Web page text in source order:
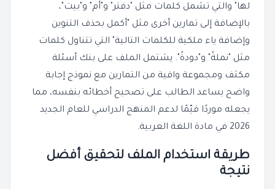
لها" والتي تشمل كلمات مثل "دفتر" و"أم" و"بيت"،
بالإضافة إلى تمارين أخرى مثل "أكمل بحذف التنوين
وإضافة ياء ملكية للكلمات التالية" التي تتناول كلمات
مثل "نملةً" و"دودةً". يشتمل الملف على بنك أسئلة
مكثف ومجموعة وافية من التمارين مع نموذج إجابة
واضح يساعد الطالب على تصحيح أخطائه بنفسه، مما
يجعله موردًا قيّمًا لدعم المنهج الدراسي للعام الجديد
2026 في مادة اللغة العربية.
طريقة استخدام الملف لتحقيق أفضل
نتيجة